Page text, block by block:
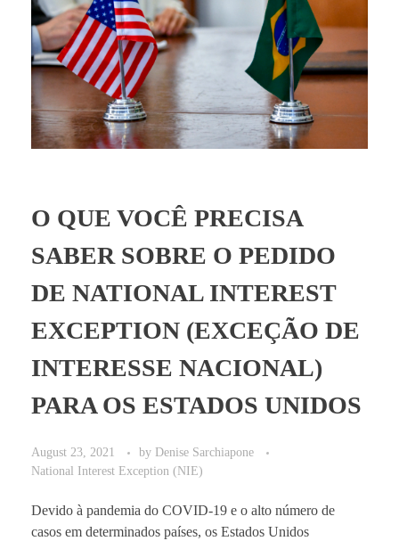
BLOG
O QUE VOCÊ PRECISA
SABER SOBRE O PEDIDO
DE NATIONAL INTEREST
EXCEPTION (EXCEÇÃO DE
INTERESSE NACIONAL)
PARA OS ESTADOS UNIDOS
August 23, 2021 by Denise Sarchiapone
National Interest Exception (NIE)
Devido à pandemia do COVID-19 e o alto número de
casos em determinados países, os Estados Unidos